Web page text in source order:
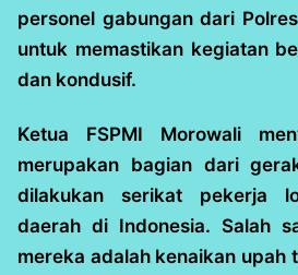
personel gabungan dari
untuk memastikan kegiatan
dan kondusif.
Ketua FSPMI Morowali
merupakan bagian dari
dilakukan serikat pekerja
daerah di Indonesia. Salah
mereka adalah kenaikan upah